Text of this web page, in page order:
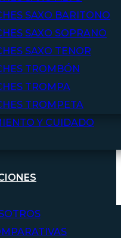
SAXO BARITONO
SAXO SOPRANO
SAXO TENOR
TROMBÓN
TROMPA
TROMPETA
Y CUIDADO